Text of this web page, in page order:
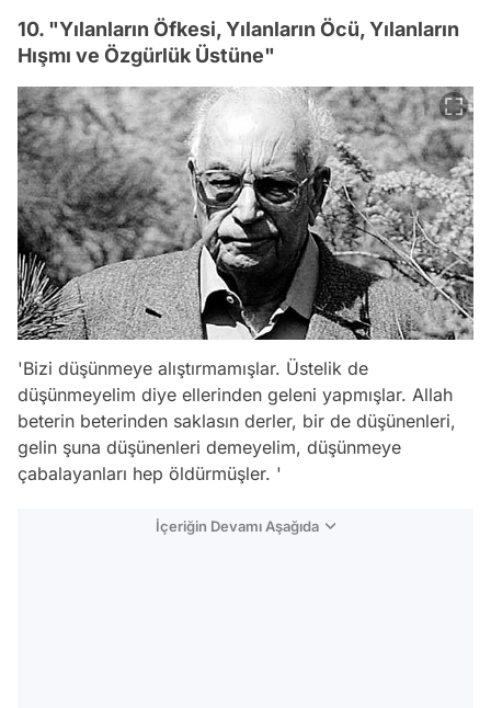
10. "Yılanların Öfkesi, Yılanların Öcü, Yılanların
Hışmı ve Özgürlük Üstüne"
'Bizi düşünmeye alıştırmamışlar. Üstelik de
düşünmeyelim diye ellerinden geleni yapmışlar. Allah
beterin beterinden saklasın derler, bir de düşünenleri,
gelin şuna düşünenleri demeyelim, düşünmeye
çabalayanları hep öldürmüşler. '
İçeriğin Devamı Aşağıda